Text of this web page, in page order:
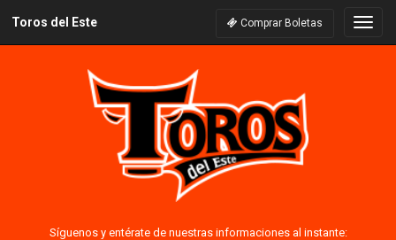
Toros del Este Comprar Boletas
Síguenos y entérate de nuestras informaciones al instante: